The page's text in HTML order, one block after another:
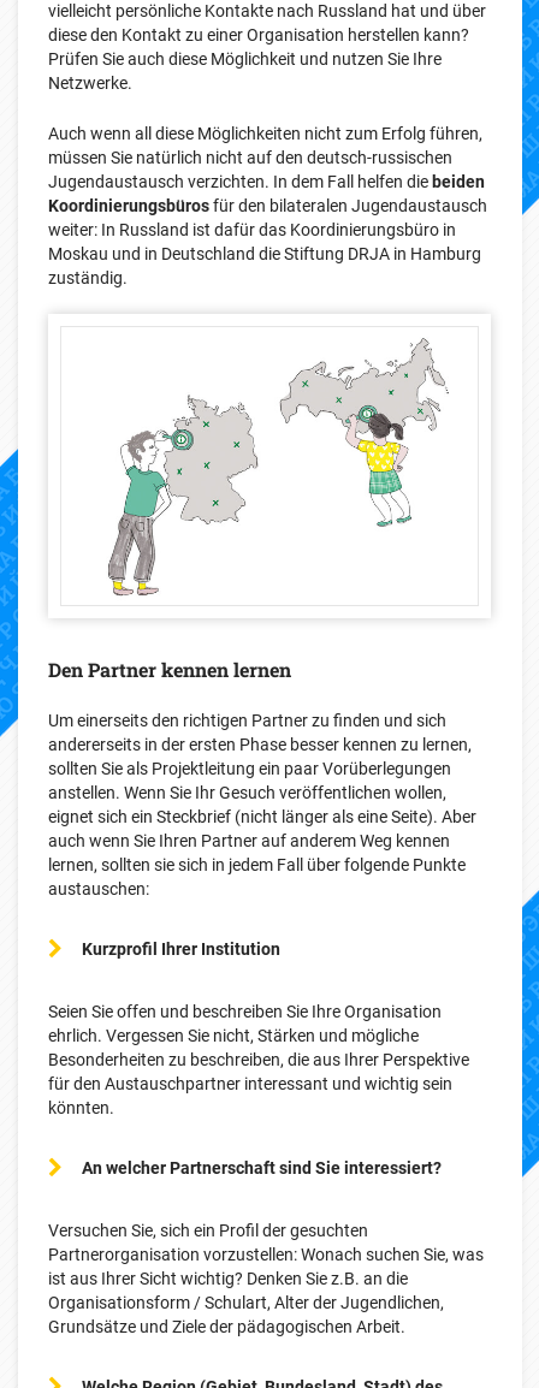
vielleicht persönliche Kontakte nach Russland hat und über
diese den Kontakt zu einer Organisation herstellen kann?
Prüfen Sie auch diese Möglichkeit und nutzen Sie Ihre
Netzwerke.
Auch wenn all diese Möglichkeiten nicht zum Erfolg führen,
müssen Sie natürlich nicht auf den deutsch-russischen
Jugendaustausch verzichten. In dem Fall helfen die beiden
Koordinierungsbürosfür den bilateralen Jugendaustausch
weiter: In Russland ist dafür das Koordinierungsbüro in
Moskau und in Deutschland die Stiftung DRJA in Hamburg
zuständig.
Den Partner kennen lernen
Um einerseits den richtigen Partner zu finden und sich
andererseits in der ersten Phase besser kennen zu lernen,
sollten Sie als Projektleitung ein paar Vorüberlegungen
anstellen. Wenn Sie Ihr Gesuch veröffentlichen wollen,
eignet sich ein Steckbrief (nicht länger als eine Seite). Aber
auch wenn Sie Ihren Partner auf anderem Weg kennen
lernen, sollten sie sich in jedem Fall über folgende Punkte
austauschen:
Kurzprofil Ihrer Institution
Seien Sie offen und beschreiben Sie Ihre Organisation
ehrlich. Vergessen Sie nicht, Stärken und mögliche
Besonderheiten zu beschreiben, die aus Ihrer Perspektive
für den Austauschpartner interessant und wichtig sein
könnten.
An welcher Partnerschaft sind Sie interessiert?
Versuchen Sie, sich ein Profil der gesuchten
Partnerorganisation vorzustellen: Wonach suchen Sie, was
ist aus Ihrer Sicht wichtig? Denken Sie z.B. an die
Organisationsform / Schulart, Alter der Jugendlichen,
Grundsätze und Ziele der pädagogischen Arbeit.